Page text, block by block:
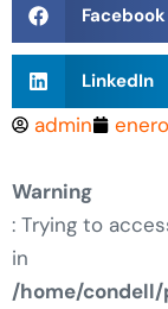
Facebook
LinkedIn
admin
Warning
: Trying to
in
/home/